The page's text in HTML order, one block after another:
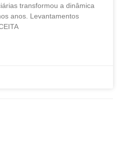
transformou a dinâmica
anos. Levantamentos